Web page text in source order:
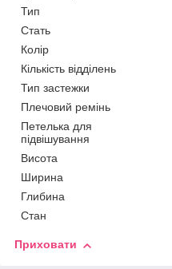
Тип
Стать
Колір
Кількість відділень
Тип застежки
Плечовий ремінь
Петелька для
підвішування
Висота
Ширина
Глибина
Стан
Приховати